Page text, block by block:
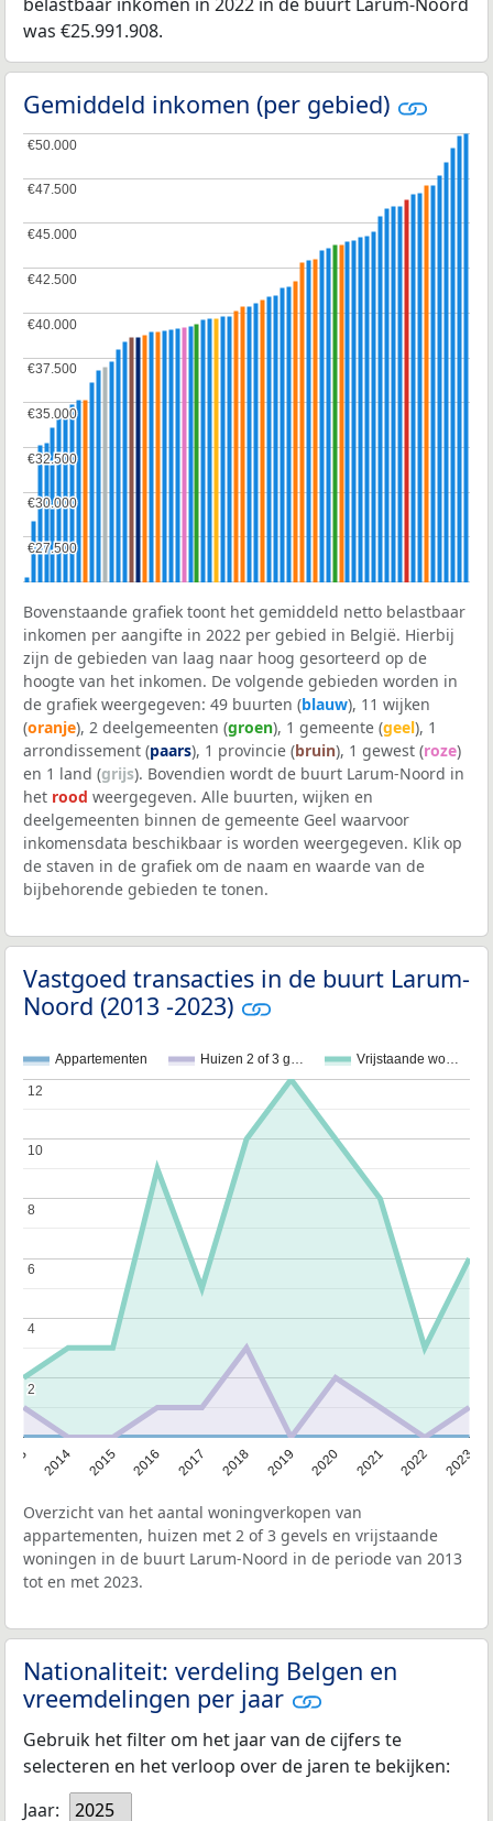
belastbaar inkomen in 2022 in de buurt Larum-Noord
was €25.991.908.
Gemiddeld inkomen (per gebied)
€27.500
€27.500
€30.000
€30.000
€32.500
€32.500
€35.000
€35.000
€37.500
€37.500
€40.000
€40.000
€42.500
€42.500
€45.000
€45.000
€47.500
€47.500
€50.000
€50.000
Bovenstaande grafiek toont het gemiddeld netto belastbaar
inkomen per aangifte in 2022 per gebied in België. Hierbij
zijn de gebieden van laag naar hoog gesorteerd op de
hoogte van het inkomen. De volgende gebieden worden in
de grafiek weergegeven: 49 buurten (blauw), 11 wijken
(oranje), 2 deelgemeenten (groen), 1 gemeente (geel), 1
arrondissement (paars), 1 provincie (bruin), 1 gewest (roze)
en 1 land (grijs). Bovendien wordt de buurt Larum-Noord in
het rood weergegeven. Alle buurten, wijken en
deelgemeenten binnen de gemeente Geel waarvoor
inkomensdata beschikbaar is worden weergegeven. Klik op
de staven in de grafiek om de naam en waarde van de
bijbehorende gebieden te tonen.
Vastgoed transacties in de buurt Larum-
Noord (2013 -2023)
Appartementen Huizen 2 of 3 g… Vrijstaande wo…
2014 2015 2016 2017 2018 2019 2020 2021 2022 2023
2
2
4
4
6
6
8
8
10
10
12
12
Overzicht van het aantal woningverkopen van
appartementen, huizen met 2 of 3 gevels en vrijstaande
woningen in de buurt Larum-Noord in de periode van 2013
tot en met 2023.
Nationaliteit: verdeling Belgen en
vreemdelingen per jaar
Gebruik het filter om het jaar van de cijfers te
selecteren en het verloop over de jaren te bekijken:
Jaar:
2025